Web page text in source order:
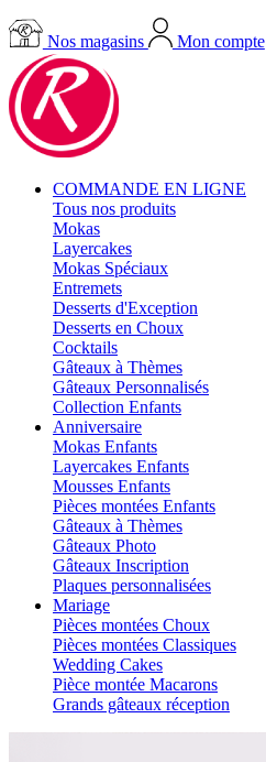
Nos magasins Mon compte
COMMANDE EN LIGNE
Tous nos produits
Mokas
Layercakes
Mokas Spéciaux
Entremets
Desserts d'Exception
Desserts en Choux
Cocktails
Gâteaux à Thèmes
Gâteaux Personnalisés
Collection Enfants
Anniversaire
Mokas Enfants
Layercakes Enfants
Mousses Enfants
Pièces montées Enfants
Gâteaux à Thèmes
Gâteaux Photo
Gâteaux Inscription
Plaques personnalisées
Mariage
Pièces montées Choux
Pièces montées Classiques
Wedding Cakes
Pièce montée Macarons
Grands gâteaux réception